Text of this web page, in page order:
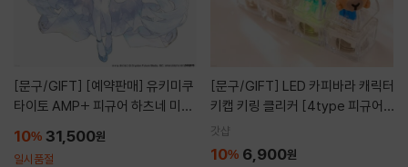
[문구/GIFT]
타이토 AMP+ 피규어 하츠네 미쿠
전
10% 31,500원
일시품절
[문구/GIFT]
키캡 키링 클리커 [4type 피규어
클릭커 귀여운 키보드 딸깍이 청축
키꾸 열쇠 고리 굿즈 템 3구 4구]
갓샵
10% 6,900원